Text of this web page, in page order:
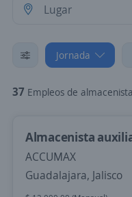
Jornada
37 Empleos de
Almacenista
ACCUMAX
Guadalajara, Jalisco